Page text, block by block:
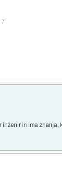
?
in ima